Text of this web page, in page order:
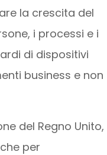
la crescita del
i processi e i
di dispositivi
business e non
del Regno Unito,
per